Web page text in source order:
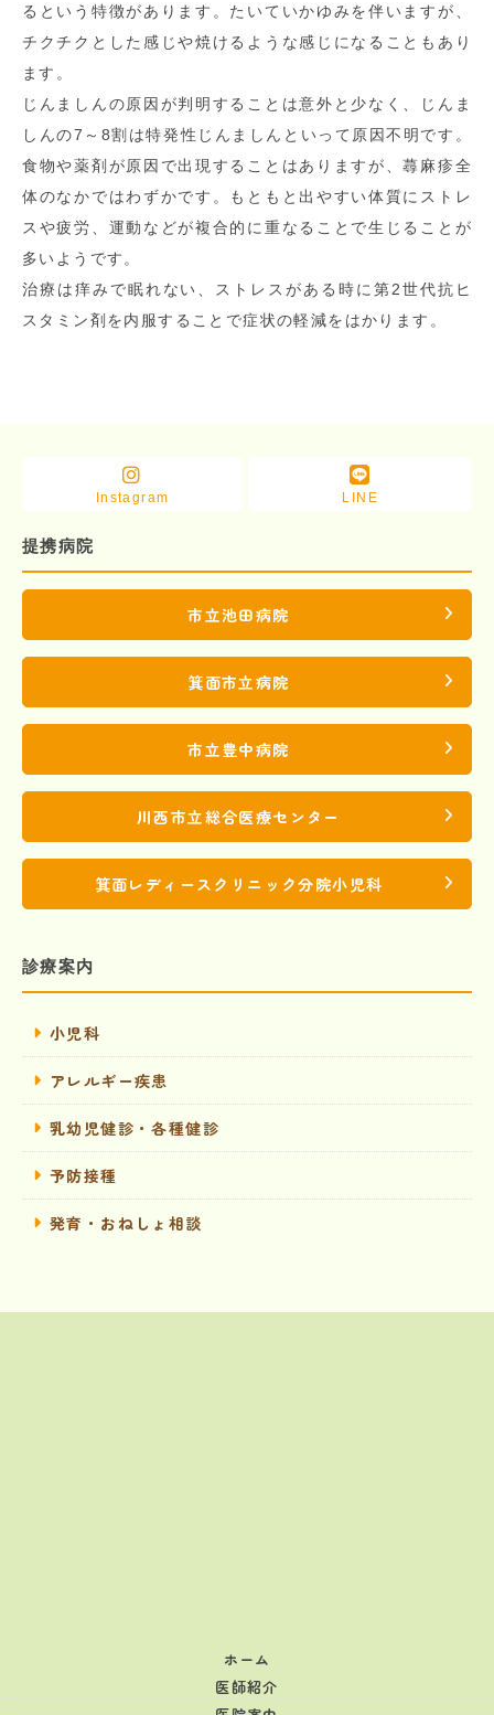
るという特徴があります。たいていかゆみを伴いますが、
チクチクとした感じや焼けるような感じになることもあり
ます。
じんましんの原因が判明することは意外と少なく、じんま
しんの7～8割は特発性じんましんといって原因不明です。
食物や薬剤が原因で出現することはありますが、蕁麻疹全
体のなかではわずかです。もともと出やすい体質にストレ
スや疲労、運動などが複合的に重なることで生じることが
多いようです。
治療は痒みで眠れない、ストレスがある時に第2世代抗ヒ
スタミン剤を内服することで症状の軽減をはかります。
Instagram LINE
提携病院
市立池田病院
箕面市立病院
市立豊中病院
川西市立総合医療センター
箕面レディースクリニック分院小児科
診療案内
小児科
アレルギー疾患
乳幼児健診・各種健診
予防接種
発育・おねしょ相談
ホーム
医師紹介